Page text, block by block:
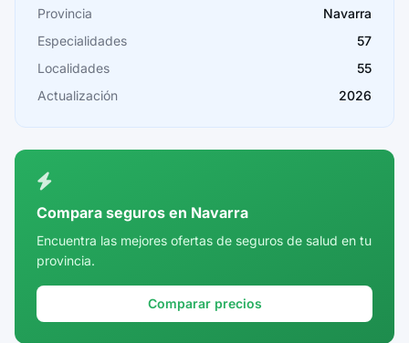
Cádiz
Cantabria
Castellón
Córdoba
Cuenca
Girona
Provincia
Navarra
Especialidades
57
Localidades
55
Actualización
2026
Compara seguros en Navarra
Encuentra las mejores ofertas de seguros de salud en tu
provincia.
Comparar precios